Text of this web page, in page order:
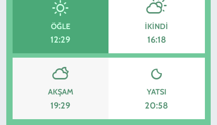
ÖĞLE
12:29
İKINDI
16:18
AKŞAM
19:29
YATSI
20:58